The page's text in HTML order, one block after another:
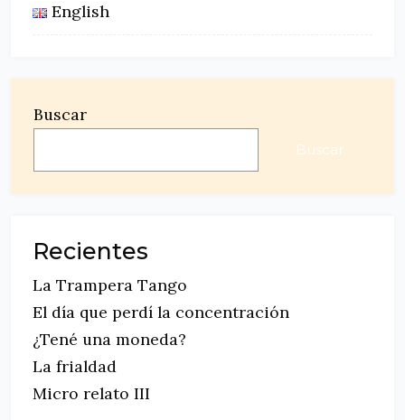
English
Buscar
Buscar
Recientes
La Trampera Tango
El día que perdí la concentración
¿Tené una moneda?
La frialdad
Micro relato III